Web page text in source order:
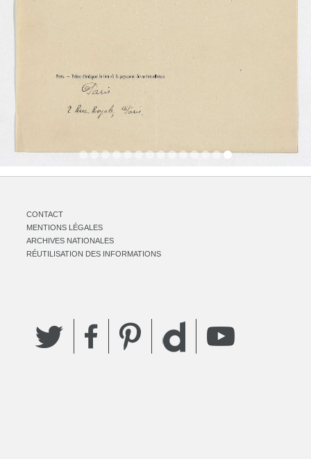
CONTACT
MENTIONS LÉGALES
ARCHIVES NATIONALES
RÉUTILISATION DES INFORMATIONS